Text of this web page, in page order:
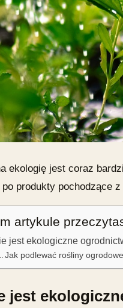
ekologię jest coraz
produkty pochodzące
artykule
jest ekologiczne
Jak podlewać rośliny
jest